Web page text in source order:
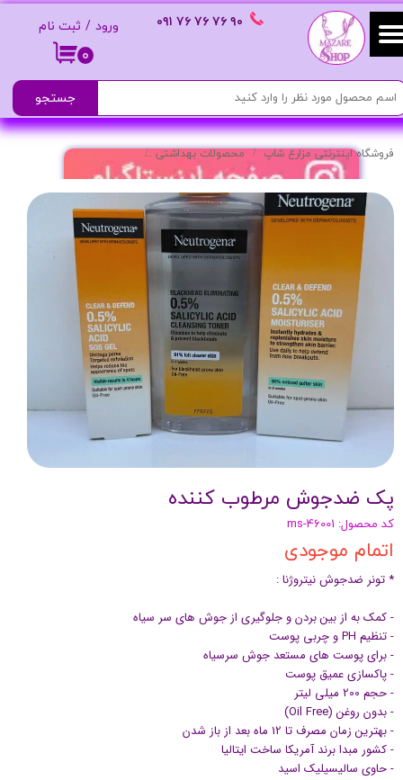
۰
ورود / ثبت نام
حساب کاربری من
تغییر گذر واژه
سفارشات
خروج از حساب کاربری
٩٠ ٧۶ ٧۶ ٧۶ ٠٩١
جستجو
فروشگاه اینترنتی مزارع شاپ محصولات بهداشتی پک ضدجوش مرطوب کننده
پک ضدجوش مرطوب کننده
کد محصول: ms-46001
اتمام موجودی
* تونر ضدجوش نیتروژنا :
- کمک به از بین بردن و جلوگیری از جوش های سر سیاه
- تنظیم PH و چربی پوست
- برای پوست های مستعد جوش سرسیاه
- پاکسازی عمیق پوست
- حجم 200 میلی لیتر
- بدون روغن (Oil Free)
- بهترین زمان مصرف تا 12 ماه بعد از باز شدن
- کشور مبدا برند آمریکا ساخت ایتالیا
- حاوی سالیسیلیک اسید